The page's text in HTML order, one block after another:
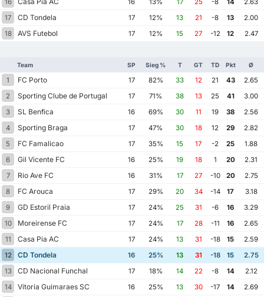
16
16 13% 17 25 -8 14
2.63
17
CD Tondela 17 12% 13 21 -8 13
2.00
18
AVS Futebol 17 12% 15 27 -12 12 2.47
Team SP Sieg % T GT TD Pkt Ø
1 FC Porto 17 82% 33 12 21 43
2.65
2
Sporting Clube de Portugal 17 71% 38 13 25 41
3.00
3
SL Benfica 16 69% 30 11 19 38
2.56
4
Sporting Braga 17 47% 30 18 12 29
2.82
5
FC Famalicao 17 35% 15 17 -2 25
1.88
6
Gil Vicente FC 16 25% 19 18 1 20
2.31
7
Rio Ave FC 16 31% 17 27 -10 20
2.75
8
FC Arouca 17 29% 20 34 -14 17
3.18
9
GD Estoril Praia 17 24% 25 31 -6 16
3.29
10
Moreirense FC 17 24% 17 28 -11 16
2.65
11
Casa Pia AC 17 24% 13 31 -18 15
2.59
12
CD Tondela 16 25% 13 31 -18 15
2.75
13
CD Nacional Funchal 17 18% 14 22 -8 14
2.12
14
Vitoria Guimaraes SC 16 25% 13 30 -17 14
2.69